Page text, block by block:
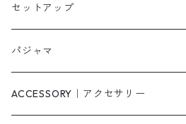
タンクトップ/キャミソール
スウェット/パーカー
ニット/セーター
カーディガン
ダウンコート
その他
無地
ニットワンピース
ロングワンピース
パンツ・デニム
ショートパンツ
スカート
セットアップ
パジャマ
ACCESSORY｜アクセサリー